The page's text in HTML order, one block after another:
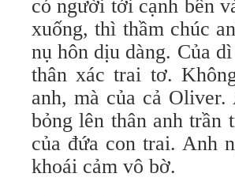
có người tới cạnh bên
xuống, thì thầm chúc
nụ hôn dịu dàng. Của
thân xác trai tơ.
anh, mà của cả
bỏng lên thân anh trần
của đứa con trai. Anh
khoái cảm vô bờ.